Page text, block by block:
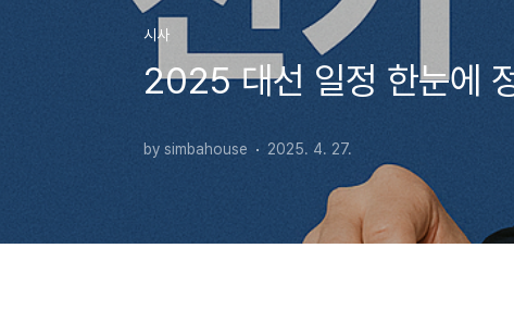
시사
2025 대선 일정 한눈에
by simbahouse 2025. 4. 27.